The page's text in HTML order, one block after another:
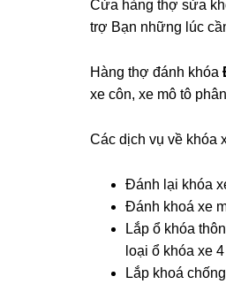
Cửa hàng thợ sửa
trợ Bạn những lúc
Hàng thợ đánh khóa
xe côn, xe mô tô
Các dịch vụ về khóa
Đánh lại khóa
Đánh khoá xe
Lắp ổ khóa
loại ổ khóa xe
Lắp khoá